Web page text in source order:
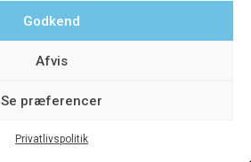
Godkend
Afvis
Se præferencer
Privatlivspolitik